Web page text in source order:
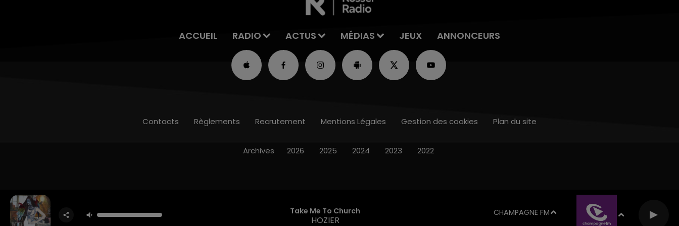
ACCUEIL RADIO ACTUS MÉDIAS JEUX ANNONCEURS
Take Me To Church
HOZIER
CHAMPAGNE FM
Contacts Règlements Recrutement Mentions Légales Gestion des cookies Plan du site
Archives 2026 2025 2024 2023 2022